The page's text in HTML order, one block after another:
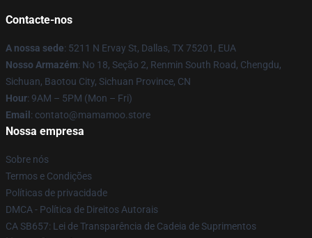
Contacte-nos
A nossa sede: 5211 N Ervay St, Dallas, TX 75201, EUA
Nosso Armazém: No 18, Seção 2, Renmin South Road, Chengdu,
Sichuan, Baotou City, Sichuan Province, CN
Hour: 9AM – 5PM (Mon – Fri)
Email : contato@mamamoo.store
Nossa empresa
Sobre nós
Termos e Condições
Políticas de privacidade
DMCA - Política de Direitos Autorais
CA SB657: Lei de Transparência de Cadeia de Suprimentos